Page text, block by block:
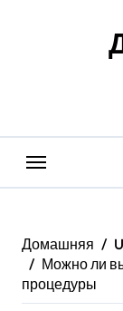
Домашняя
Можно ли
процедуры